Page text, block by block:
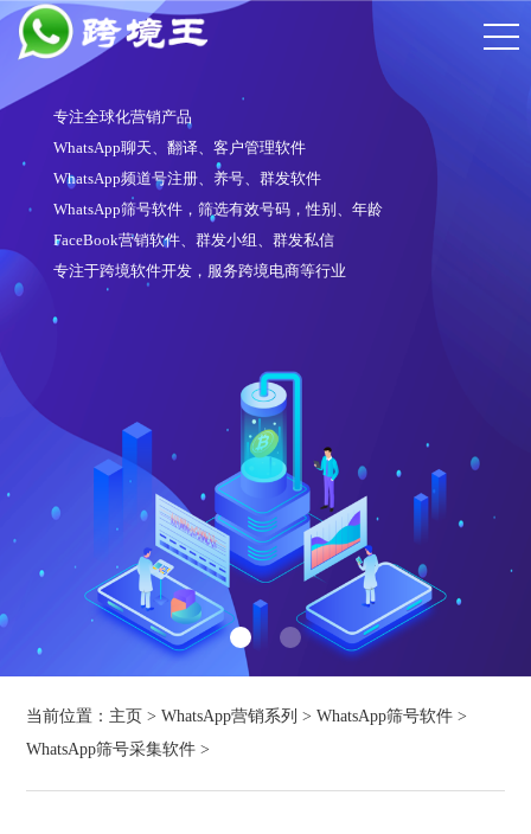
专注全球化营销产品
WhatsApp聊天、翻译、客户管理软件
WhatsApp频道号注册、养号、群发软件
WhatsApp筛号软件，筛选有效号码，性别、年龄
FaceBook营销软件、群发小组、群发私信
专注于跨境软件开发，服务跨境电商等行业
当前位置： 主页 >WhatsApp营销系列 >WhatsApp筛号软件 >
WhatsApp筛号采集软件 >